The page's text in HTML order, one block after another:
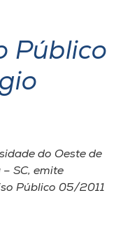
Público
do Oeste de
SC, emite
Público 05/2011